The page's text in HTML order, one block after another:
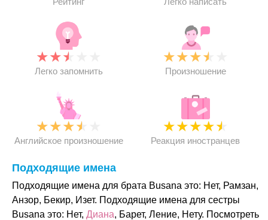
★★★
Легко запомнить
★★★★
Произношение
★★★★
Английское произношение
★★★★★
Реакция иностранцев
Подходящие имена
Подходящие имена для брата Busana это: Нет, Рамзан,
Анзор, Бекир, Изет. Подходящие имена для сестры
Busana это: Нет, Диана, Барет, Ление, Нету. Посмотреть